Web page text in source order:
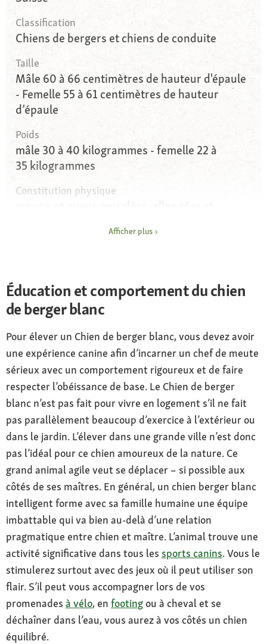
Classification
Chiens de bergers et chiens de conduite
Taille
Mâle 60 à 66 centimètres de hauteur d'épaule
- Femelle 55 à 61 centimètres de hauteur
d’épaule
Poids
mâle 30 à 40 kilogrammes - femelle 22 à
35 kilogrammes
Constitution physique
croupe et queue musclées, allongées et
Oreilles
oreilles légèrement inclinées vers l'avant
Pelage et couleur
sous-poil dense, poil double ou poil double
long ; couleur blanche
Particularités
à partir de 1933, il était considéré comme la
mauvaise couleur du berger allemand, race
officielle depuis les années 1970
Caractère
nerfs solides, sûr de lui, à la fois impartial et
bon enfant, fougueux
soin
peigner régulièrement, quotidiennement lors
de la mue
Santé
tendance à la dysplasie des hanches et des
coudes, inflammation de la cornée et des
oreilles
Afficher plus
Éducation et comportement du chien
de berger blanc
Pour élever un Chien de berger blanc, vous devez avoir
une expérience canine afin d’incarner un chef de meute
sérieux avec un comportement rigoureux et de faire
respecter l’obéissance de base. Le Chien de berger
blanc n’est pas fait pour vivre en logement s’il ne fait
pas parallèlement beaucoup d’exercice à l’extérieur ou
dans le jardin. L’élever dans une grande ville n’est donc
pas l’idéal pour ce chien amoureux de la nature. Ce
grand animal agile veut se déplacer – si possible aux
côtés de ses maîtres. En général, un chien berger blanc
intelligent forme avec sa famille humaine une équipe
imbattable qui va bien au-delà d’une relation
pragmatique entre chien et maître. L’animal trouve une
activité significative dans tous les sports canins. Vous le
stimulerez surtout avec des jeux où il peut utiliser son
flair. S’il peut vous accompagner lors de vos
promenades à vélo, en footing ou à cheval et se
déchaîner dans l’eau, vous aurez à vos côtés un chien
équilibré.